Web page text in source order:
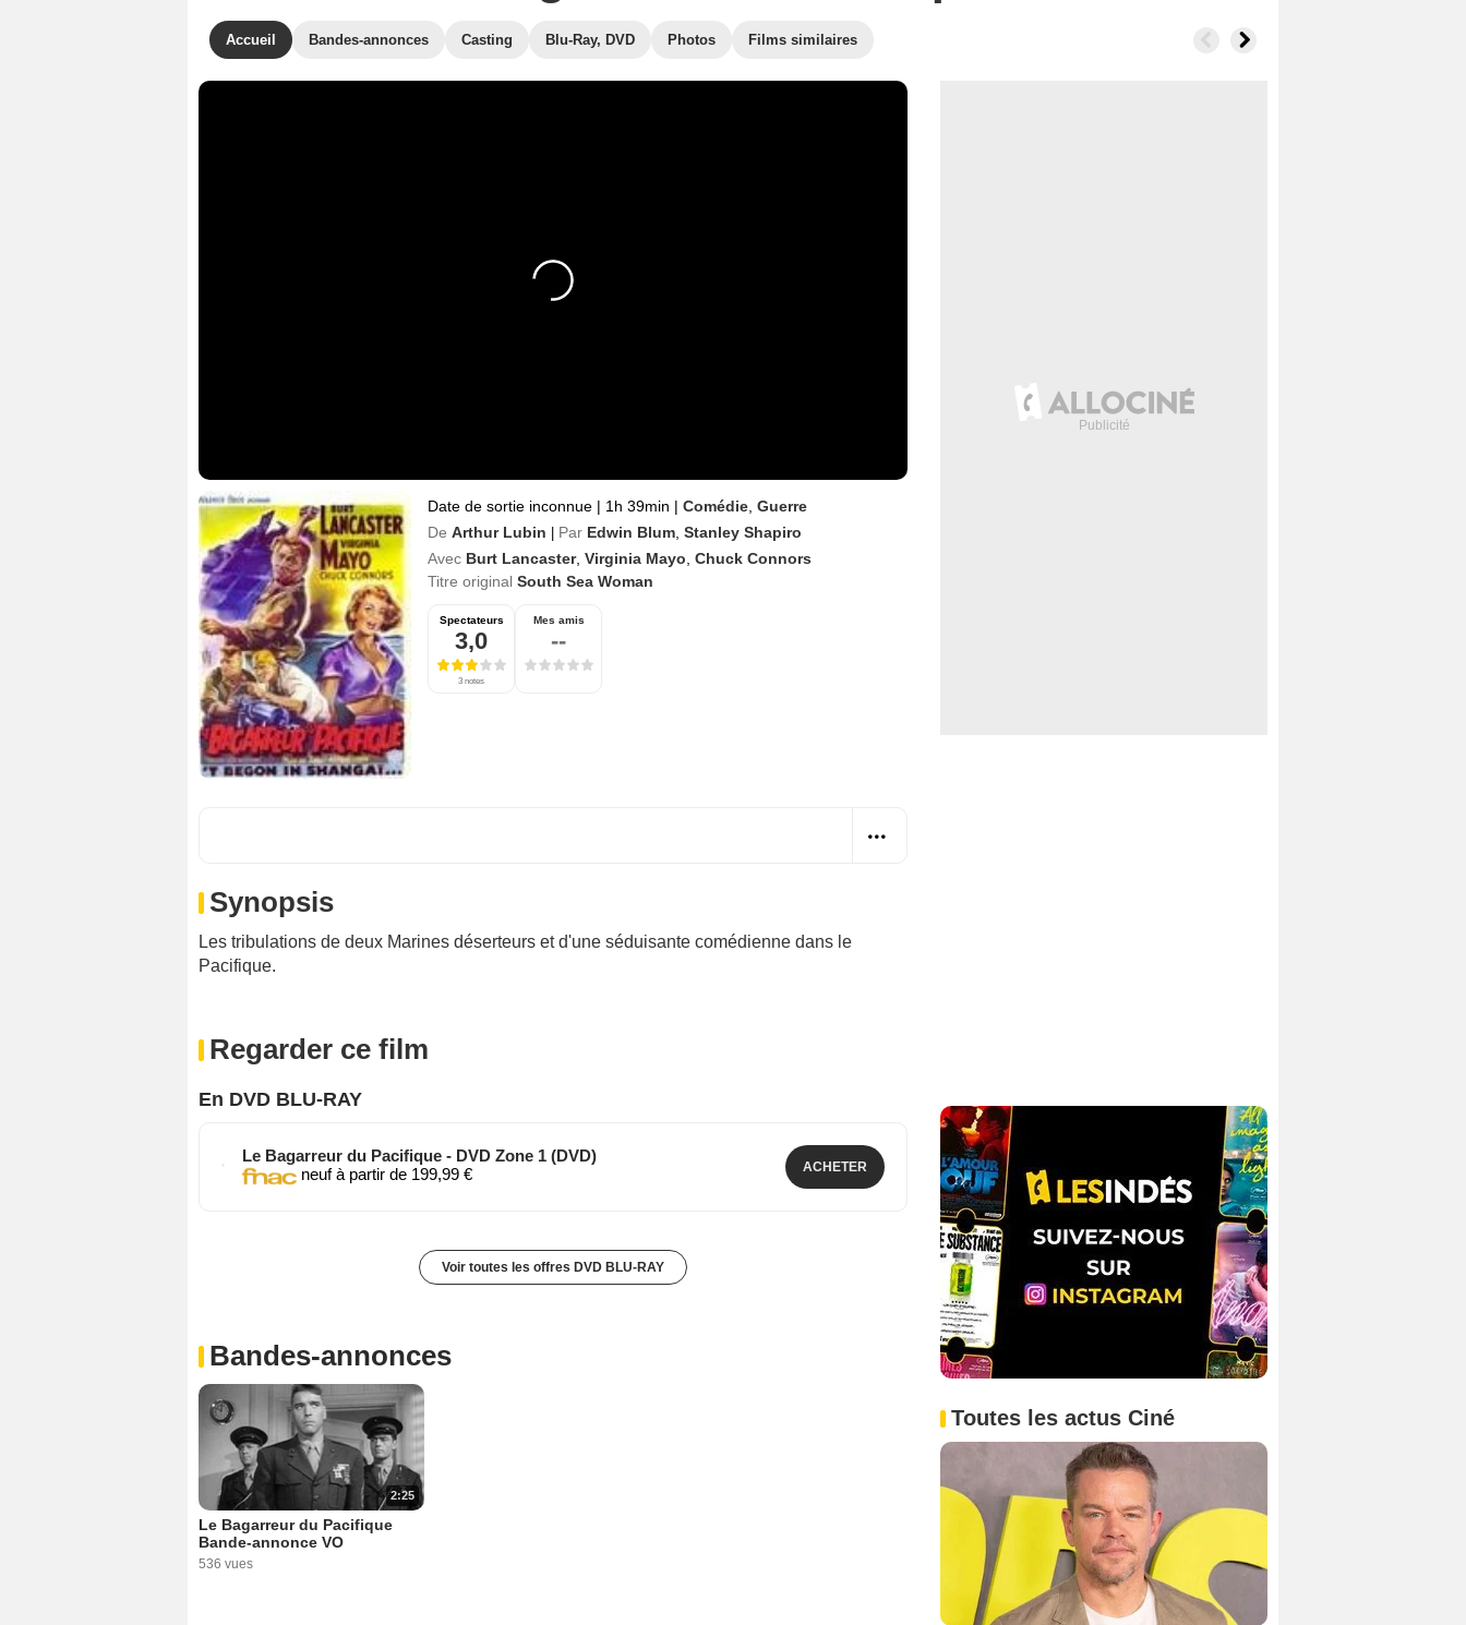
Accueil Bandes-annonces Casting Blu-Ray, DVD Photos Films similaires
Date de sortie inconnue | 1h 39min | Comédie Guerre
De Arthur Lubin | Par Edwin Blum Stanley Shapiro
Avec Burt Lancaster, Virginia Mayo Chuck Connors
Titre original South Sea Woman
Spectateurs
3,0
3 notes
Mes amis
--
Synopsis
Les tribulations de deux Marines déserteurs et d'une séduisante comédienne dans le
Pacifique.
Regarder ce film
En DVD BLU-RAY
Le Bagarreur du Pacifique - DVD Zone 1 (DVD)
neuf à partir de 199,99 €
ACHETER
Voir toutes les offres DVD BLU-RAY
Bandes-annonces
2:25
Le Bagarreur du Pacifique
Bande-annonce VO
536 vues
Toutes les actus Ciné